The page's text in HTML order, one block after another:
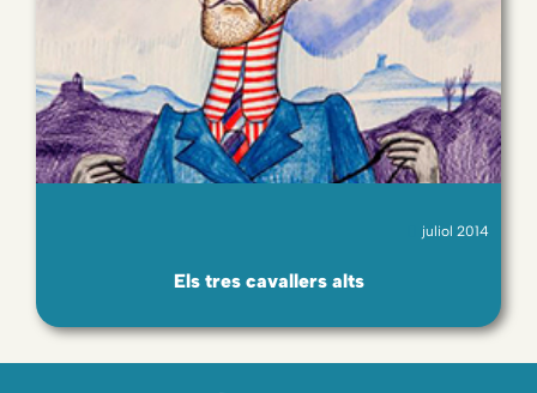
juliol 2014
Els tres cavallers alts